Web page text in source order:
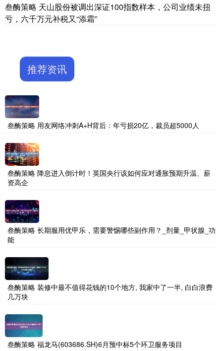
叁酶策略 天山股份被调出深证100指数样本，公司业绩未扭
亏，六千万元补税又“添霜”
推荐资讯
叁酶策略 用友网络冲刺A+H背后：年亏损20亿，裁员超5000人
叁酶策略 降息进入倒计时！英国央行该如何应对通胀预期升温、薪
资高企
叁酶策略 长期服用优甲乐，需要警惕哪些副作用？_剂量_甲状腺_功
能
叁酶策略 装修中最不值得花钱的10个地方, 我家中了一半, 白白浪费
几万块
叁酶策略 福龙马(603686.SH)6月预中标5个环卫服务项目